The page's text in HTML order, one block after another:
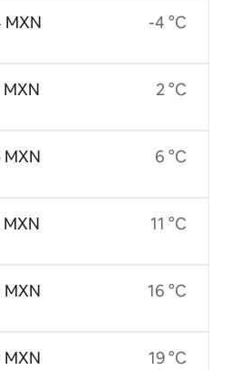
MXN
MXN
MXN
MXN
MXN
MXN
-4 °C
2 °C
6 °C
11 °C
16 °C
19 °C